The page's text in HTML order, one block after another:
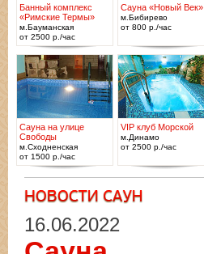
Банный комплекс
«Римские Термы»
м.Бауманская
от 2500 р./час
Сауна «Новый Век»
м.Бибирево
от 800 р./час
Сауна на улице
Свободы
м.Сходненская
от 1500 р./час
VIP клуб Морской
м.Динамо
от 2500 р./час
16.06.2022